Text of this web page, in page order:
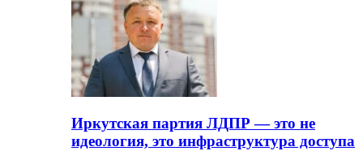
Иркутская партия ЛДПР — это не
идеология, это инфраструктура доступа